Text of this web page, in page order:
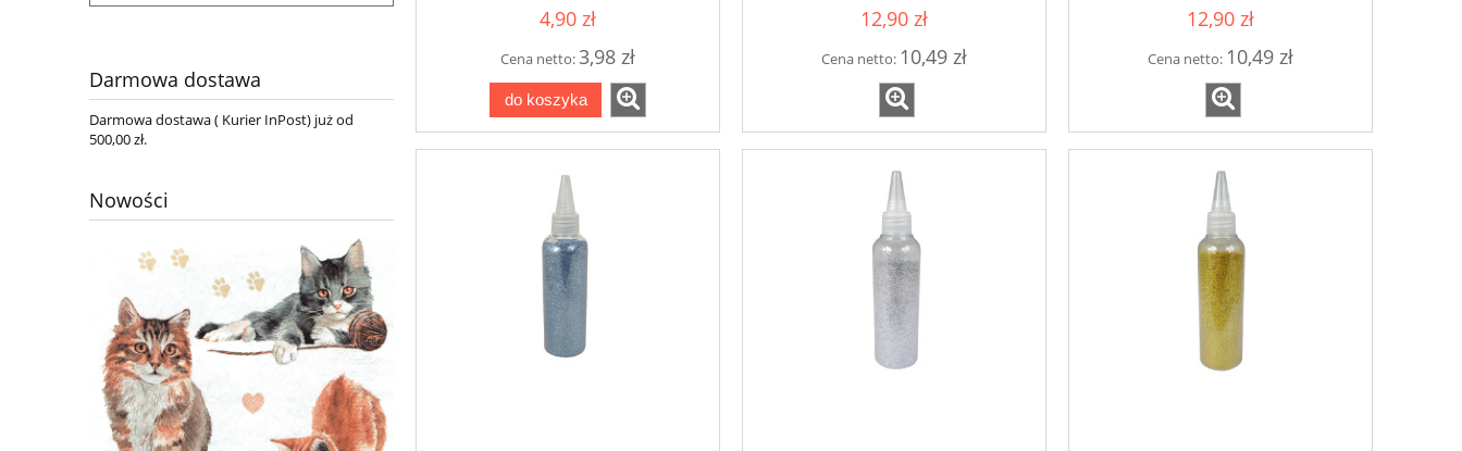
Darmowa dostawa
Darmowa dostawa ( Kurier InPost) już od
500,00 zł.
Nowości
4,90 zł
Cena netto:3,98 zł
do koszyka
12,90 zł
Cena netto: 10,49 zł
12,90 zł
Cena netto: 10,49 zł